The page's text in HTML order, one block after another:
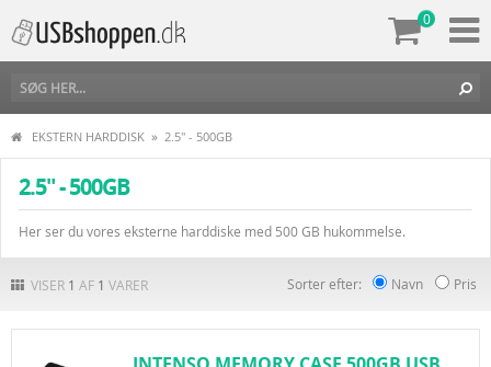
0
EKSTERN HARDDISK » 2.5" - 500GB
2.5" - 500GB
Her ser du vores eksterne harddiske med 500 GB hukommelse.
Sorter efter: Navn Pris
VISER 1 AF 1 VARER